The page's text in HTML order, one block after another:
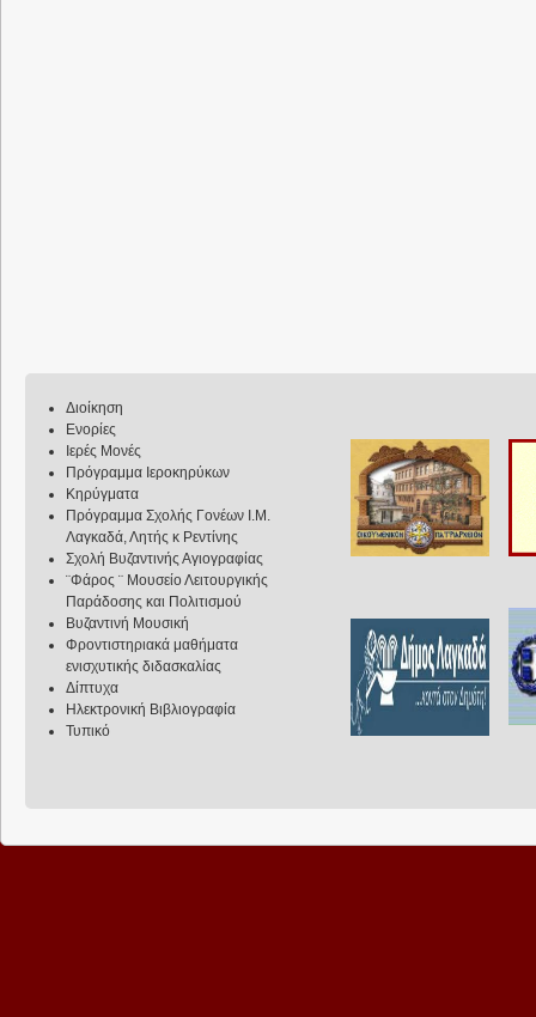
Διοίκηση
Ενορίες
Ιερές Μονές
Πρόγραμμα Ιεροκηρύκων
Κηρύγματα
Πρόγραμμα Σχολής Γονέων Ι.Μ.
Λαγκαδά, Λητής κ Ρεντίνης
Σχολή Βυζαντινής Αγιογραφίας
¨Φάρος ¨ Μουσείο Λειτουργικής
Παράδοσης και Πολιτισμού
Βυζαντινή Μουσική
Φροντιστηριακά μαθήματα
ενισχυτικής διδασκαλίας
Δίπτυχα
Ηλεκτρονική Βιβλιογραφία
Τυπικό